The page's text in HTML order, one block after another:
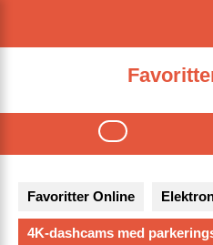
content
Open
Favoritter Online
4K-dashcams med